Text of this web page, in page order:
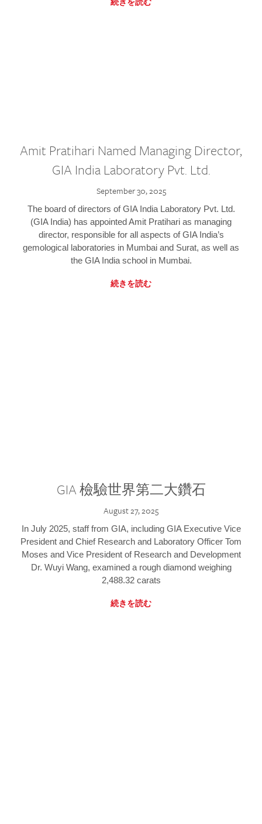
Amit Pratihari Named Managing Director,
GIA India Laboratory Pvt. Ltd.
September 30, 2025
The board of directors of GIA India Laboratory Pvt. Ltd.
(GIA India) has appointed Amit Pratihari as managing
director, responsible for all aspects of GIA India’s
gemological laboratories in Mumbai and Surat, as well as
the GIA India school in Mumbai.
続きを読む
GIA 檢驗世界第二大鑽石
August 27, 2025
In July 2025, staff from GIA, including GIA Executive Vice
President and Chief Research and Laboratory Officer Tom
Moses and Vice President of Research and Development
Dr. Wuyi Wang, examined a rough diamond weighing
2,488.32 carats
続きを読む